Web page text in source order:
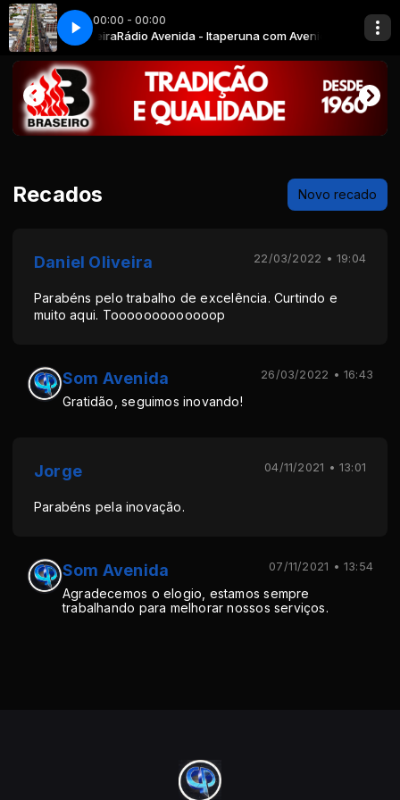
00:00 - 00:00
Cardoso MoreiraRádio Avenida - Itaperuna com Avenida Cardoso
Recados Novo recado
Daniel Oliveira 22/03/2022 • 19:04
Parabéns pelo trabalho de excelência. Curtindo e
muito aqui. Tooooooooooooop
Som Avenida 26/03/2022 • 16:43
Gratidão, seguimos inovando!
Jorge 04/11/2021 • 13:01
Parabéns pela inovação.
Som Avenida 07/11/2021 • 13:54
Agradecemos o elogio, estamos sempre
trabalhando para melhorar nossos serviços.